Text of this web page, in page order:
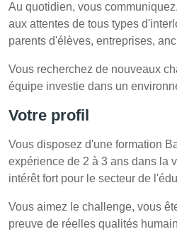
Au quotidien, vous
aux attentes de tous types
parents d'élèves, entreprises,
Vous recherchez de nouveaux
équipe investie dans un
Votre profil
Vous disposez d'une formation
expérience de 2 à 3 ans dans la
intérêt fort pour le secteur de
Vous aimez le challenge, vous
preuve de réelles qualités